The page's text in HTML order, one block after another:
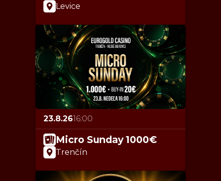
Levice
23.8.2616:00
Micro Sunday 1000€
Trenčín